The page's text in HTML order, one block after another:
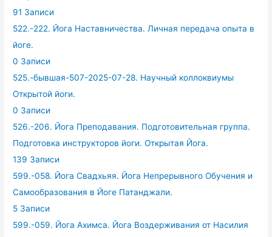
91 Записи
522.-222. Йога Наставничества. Личная передача опыта в
йоге.
0 Записи
525.-бывшая-507-2025-07-28. Научный коллоквиумы
Открытой йоги.
0 Записи
526.-206. Йога Преподавания. Подготовительная группа.
Подготовка инструкторов йоги. Открытая Йога.
139 Записи
599.-058. Йога Свадхьяя. Йога Непрерывного Обучения и
Самообразования в Йоге Патанджали.
5 Записи
599.-059. Йога Ахимса. Йога Воздерживания от Насилия